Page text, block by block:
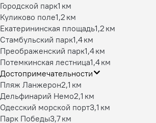
Городской парк1 км
Куликово поле1,2 км
Екатерининская площадь1,2 км
Стамбульский парк1,4 км
Преображенский парк1,4 км
Потемкинская лестница1,4 км
Достопримечательности
Пляж Ланжерон2,1 км
Дельфинарий Немо2,1 км
Одесский морской порт3,1 км
Парк Победы3,7 км